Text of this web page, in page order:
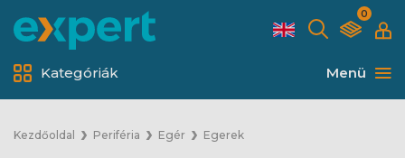
0
Menü
Kategóriák
Kezdőoldal Periféria Egér Egerek